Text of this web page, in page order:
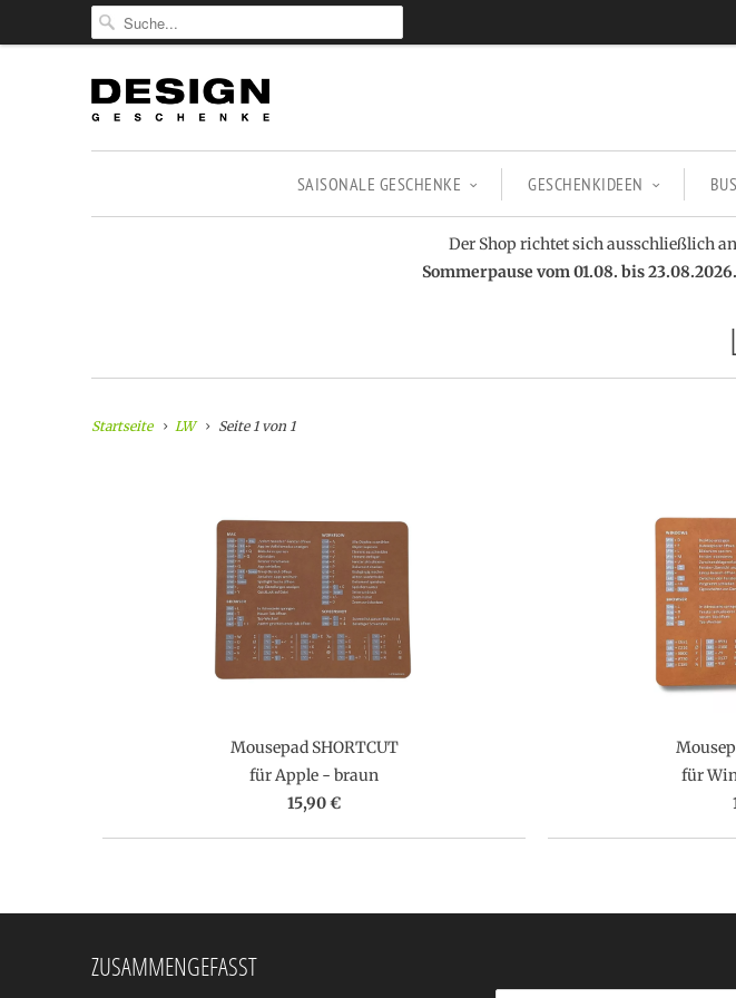
SAISONALE GESCHENKE GESCHENKIDEEN
Der Shop richtet sich ausschließlich
Sommerpause vom 01.08. bis
Startseite LW Seite 1 von 1
Mousepad SHORTCUT
für Apple - braun
15,90 €
für
ZUSAMMENGEFASST